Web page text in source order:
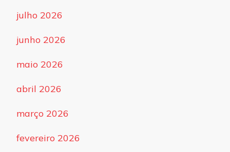
julho 2026
junho 2026
maio 2026
abril 2026
março 2026
fevereiro 2026